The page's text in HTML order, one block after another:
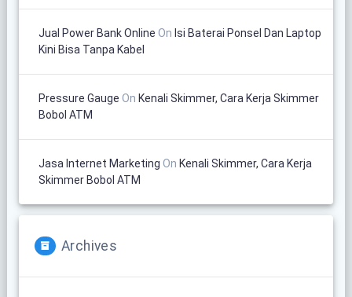
Jual Power Bank Online On Isi Baterai Ponsel Dan Laptop
Kini Bisa Tanpa Kabel
Pressure Gauge On Kenali Skimmer, Cara Kerja Skimmer
Bobol ATM
Jasa Internet Marketing On Kenali Skimmer, Cara Kerja
Skimmer Bobol ATM
Archives